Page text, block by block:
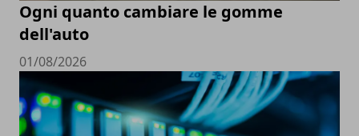
Ogni quanto cambiare le gomme
dell'auto
01/08/2026